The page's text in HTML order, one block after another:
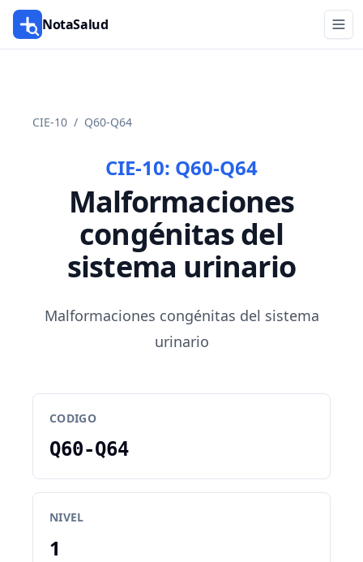
NotaSalud
CIE-10 / Q60-Q64
CIE-10: Q60-Q64
Malformaciones
congénitas del
sistema urinario
Malformaciones congénitas del sistema
urinario
CODIGO
Q60-Q64
NIVEL
1